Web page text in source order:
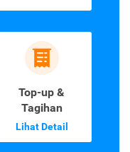
Top-up &
Tagihan
Lihat Detail